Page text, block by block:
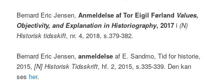
Bernard Eric Jensen,Anmeldelse af Tor Eigil Førland Values,
Objectivity, and Explanation in Historiography, 2017i(N)
Historisk tidsskift, nr. 4, 2018, s.379-382.
Bernard Eric Jensen,anmeldelse af E. Sandmo, Tid for historie,
2015,[N] Historisk Tidsskrift, hf. 2, 2015, s.335-339. Den kan
ses her.